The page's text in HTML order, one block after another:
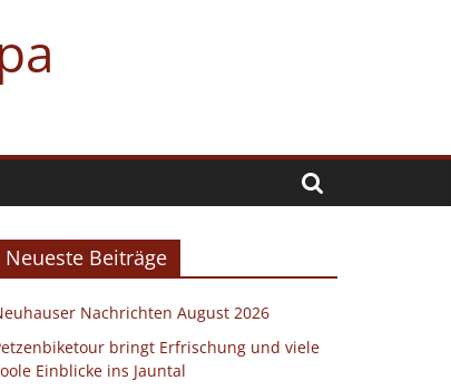
Neueste Beiträge
Nachrichten August 2026
bringt Erfrischung und viele
Einblicke ins Jauntal